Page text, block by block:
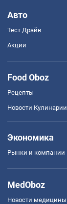
Авто
Тест Драйв
Акции
Food Oboz
Рецепты
Новости Кулинарии
Экономика
Рынки и компании
MedOboz
Новости медицины